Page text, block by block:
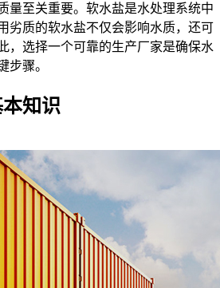
量至关重要。软水盐是水处理系统中
劣质的软水盐不仅会影响水质，还可
，选择一个可靠的生产厂家是确保水
步骤。
知识